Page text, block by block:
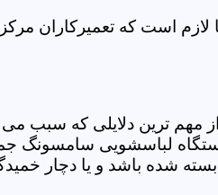
است که تعمیرکاران
ترین دلایلی که سبب می
لباسشویی سامسونگ
شده باشد و یا دچار